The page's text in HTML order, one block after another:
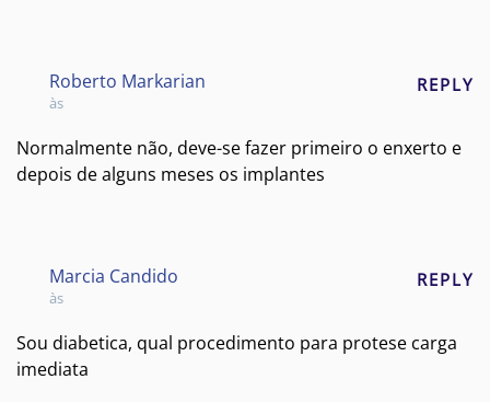
Roberto Markarian
às
REPLY
Normalmente não, deve-se fazer primeiro o enxerto e
depois de alguns meses os implantes
Marcia Candido
às
REPLY
Sou diabetica, qual procedimento para protese carga
imediata